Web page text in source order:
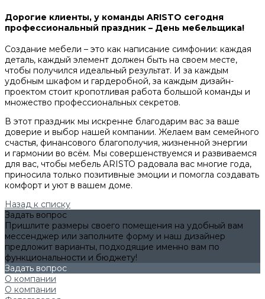
Дорогие клиенты, у команды ARISTO сегодня
профессиональный праздник – День мебельщика!
Создание мебели – это как написание симфонии: каждая
деталь, каждый элемент должен быть на своем месте,
чтобы получился идеальный результат. И за каждым
удобным шкафом и гардеробной, за каждым дизайн-
проектом стоит кропотливая работа большой команды и
множество профессиональных секретов.
В этот праздник мы искренне благодарим вас за ваше
доверие и выбор нашей компании. Желаем вам семейного
счастья, финансового благополучия, жизненной энергии
и гармонии во всём. Мы совершенствуемся и развиваемся
для вас, чтобы мебель ARISTO радовала вас многие года,
приносила только позитивные эмоции и помогла создавать
комфорт и уют в вашем доме.
Назад к списку
Задать вопрос
Пришлите размеры своего помещения на удобный вам
мессенджер или заполните форму и наш дизайнер
предложит варианты, подходящие именно вам по
функциональности и бюджету!
Задать вопрос
О компании
О компании